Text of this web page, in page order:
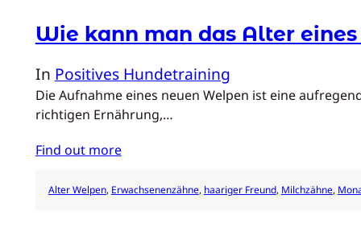
Wie kann man das Alter
In Positives Hundetraining
Die Aufnahme eines neuen Welpen ist eine
richtigen Ernährung,…
Find out more
Alter Welpen, Erwachsenenzähne, haariger Freund, Milchzähne,